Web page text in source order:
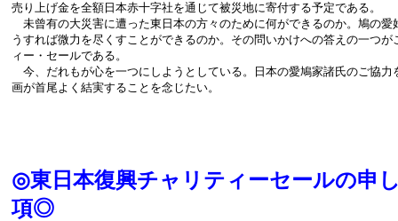
売り上げ金を全額日本赤十字社を通じて被災地に寄付する予定である。
未曾有の大災害に遭った東日本の方々のために何ができるのか。鳩の愛
うすれば微力を尽くすことができるのか。その問いかけへの答えの一つが
ィー・セールである。
今、だれもが心を一つにしようとしている。日本の愛鳩家諸氏のご協力
画が首尾よく結実することを念じたい。
◎東日本復興チャリティーセールの申
項◎